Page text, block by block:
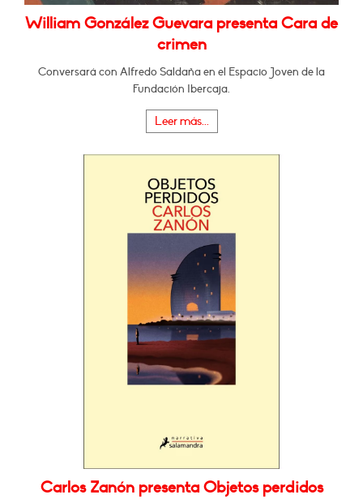
William González Guevara presenta Cara de
crimen
Conversará con Alfredo Saldaña en el Espacio Joven de la
Fundación Ibercaja.
Leer más...
Carlos Zanón presenta Objetos perdidos